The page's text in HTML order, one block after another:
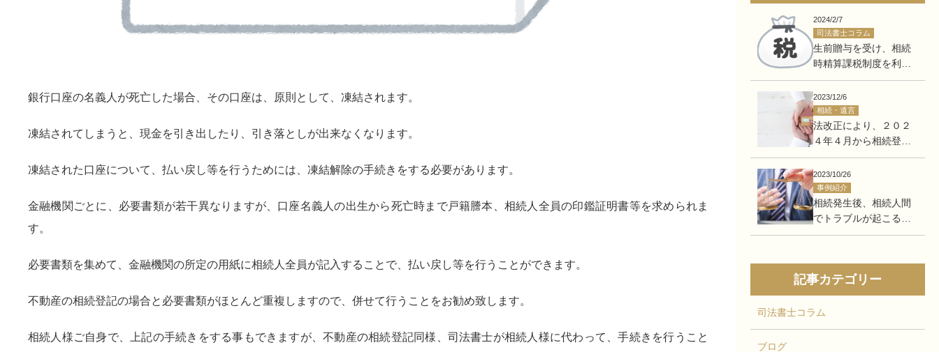
銀行口座の名義人が死亡した場合、その口座は、原則として、凍結されます。
凍結されてしまうと、現金を引き出したり、引き落としが出来なくなります。
凍結された口座について、払い戻し等を行うためには、凍結解除の手続きをする必要があります。
金融機関ごとに、必要書類が若干異なりますが、口座名義人の出生から死亡時まで戸籍謄本、相続人全員の印鑑証明書等を求められま
す。
必要書類を集めて、金融機関の所定の用紙に相続人全員が記入することで、払い戻し等を行うことができます。
不動産の相続登記の場合と必要書類がほとんど重複しますので、併せて行うことをお勧め致します。
相続人様ご自身で、上記の手続きをする事もできますが、不動産の相続登記同様、司法書士が相続人様に代わって、手続きを行うこと
2024/2/7
司法書士コラム
生前贈与を受け、相続
時精算課税制度を利用
する方へ
2023/12/6
相続・遺言
法改正により、２０２
４年４月から相続登記
が義務化されます！！
2023/10/26
事例紹介
相続発生後、相続人間
でトラブルが起こる可
能性があるので、生前
っきりしたい。
記事カテゴリー
司法書士コラム
ブログ